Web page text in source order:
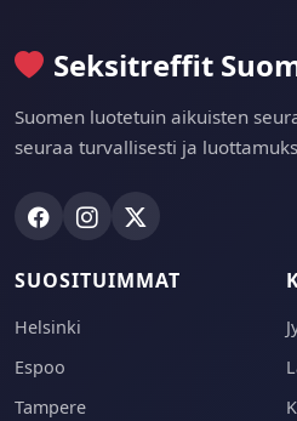
Seksitreffit
Suomen luotetuin aikuisten
seuraa turvallisesti ja
SUOSITUIMMAT
Helsinki
Espoo
Tampere